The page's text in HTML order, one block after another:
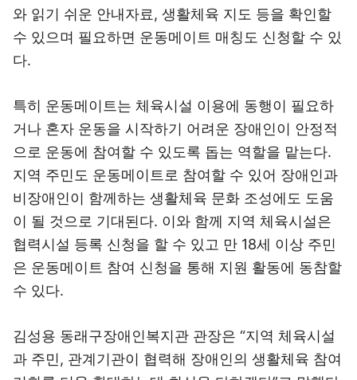
와 읽기 쉬운 안내자료, 생활체육 지도 등을 확인할
수 있으며 필요하면 운동메이트 매칭도 신청할 수 있
다.
특히 운동메이트는 체육시설 이용에 동행이 필요하
거나 혼자 운동을 시작하기 어려운 장애인이 안정적
으로 운동에 참여할 수 있도록 돕는 역할을 맡는다.
지역 주민도 운동메이트로 참여할 수 있어 장애인과
비장애인이 함께하는 생활체육 문화 조성에도 도움
이 될 것으로 기대된다. 이와 함께 지역 체육시설은
협력시설 등록 신청을 할 수 있고 만 18세 이상 주민
은 운동메이트 참여 신청을 통해 지원 활동에 동참할
수 있다.
김성용 동래구장애인복지관 관장은 “지역 체육시설
과 주민, 관계기관이 협력해 장애인의 생활체육 참여